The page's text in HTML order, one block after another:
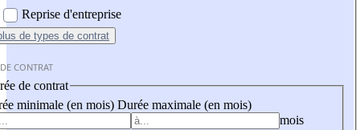
Reprise d'entreprise
de types de contrat
CONTRAT
de contrat
minimale (en mois) Durée maximale (en mois)
mois